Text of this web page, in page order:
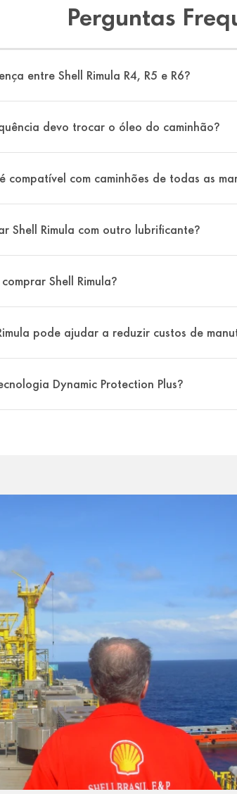
Perguntas
entre Shell Rimula R4, R5 e R6?
devo trocar o óleo do caminhão?
compatível com caminhões de todas as
Shell Rimula com outro lubrificante?
Shell Rimula?
pode ajudar a reduzir custos de
Dynamic Protection Plus?